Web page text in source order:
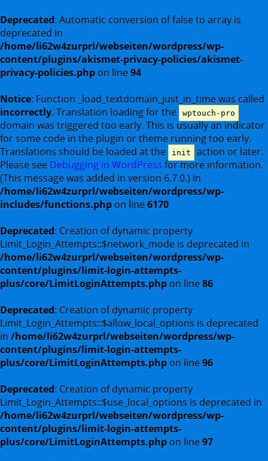
Deprecated: Automatic conversion of false to array is
deprecated in
/home/li62w4zurprl/webseiten/wordpress/wp-
content/plugins/akismet-privacy-policies/akismet-
privacy-policies.php on line94
Notice: Function _load_textdomain_just_in_time was called
incorrectly. Translation loading for the wptouch-pro
domain was triggered too early. This is usually an indicator
for some code in the plugin or theme running too early.
Translations should be loaded at the
init
action or later.
Please see Debugging in WordPress for more information.
(This message was added in version 6.7.0.) in
/home/li62w4zurprl/webseiten/wordpress/wp-
includes/functions.php on line6170
Deprecated: Creation of dynamic property
Limit_Login_Attempts::$network_mode is deprecated in
/home/li62w4zurprl/webseiten/wordpress/wp-
content/plugins/limit-login-attempts-
plus/core/LimitLoginAttempts.php on line86
Deprecated: Creation of dynamic property
Limit_Login_Attempts::$allow_local_options is deprecated
in /home/li62w4zurprl/webseiten/wordpress/wp-
content/plugins/limit-login-attempts-
plus/core/LimitLoginAttempts.php on line96
Deprecated: Creation of dynamic property
Limit_Login_Attempts::$use_local_options is deprecated in
/home/li62w4zurprl/webseiten/wordpress/wp-
content/plugins/limit-login-attempts-
plus/core/LimitLoginAttempts.php on line97